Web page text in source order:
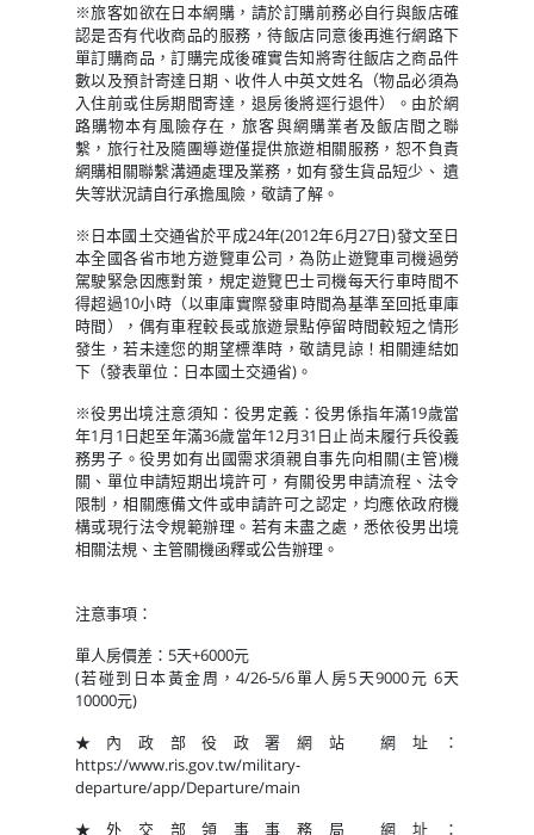
※旅客如欲在日本網購，請於訂購前務必自行與飯店確
認是否有代收商品的服務，待飯店同意後再進行網路下
單訂購商品，訂購完成後確實告知將寄往飯店之商品件
數以及預計寄達日期、收件人中英文姓名（物品必須為
入住前或住房期間寄達，退房後將逕行退件）。由於網
路購物本有風險存在，旅客與網購業者及飯店間之聯
繫，旅行社及隨團導遊僅提供旅遊相關服務，恕不負責
網購相關聯繫溝通處理及業務，如有發生貨品短少、 遺
失等狀況請自行承擔風險，敬請了解。
※日本國土交通省於平成24年(2012年6月27日)發文至日
本全國各省市地方遊覽車公司，為防止遊覽車司機過勞
駕駛緊急因應對策，規定遊覽巴士司機每天行車時間不
得超過10小時（以車庫實際發車時間為基準至回抵車庫
時間），偶有車程較長或旅遊景點停留時間較短之情形
發生，若未達您的期望標準時，敬請見諒！相關連結如
下（發表單位：日本國土交通省)。
※役男出境注意須知：役男定義：役男係指年滿19歲當
年1月1日起至年滿36歲當年12月31日止尚未履行兵役義
務男子。役男如有出國需求須親自事先向相關(主管)機
關、單位申請短期出境許可，有關役男申請流程、法令
限制，相關應備文件或申請許可之認定，均應依政府機
構或現行法令規範辦理。若有未盡之處，悉依役男出境
相關法規、主管關機函釋或公告辦理。
注意事項：
單人房價差：5天+6000元
(若碰到日本黃金周，4/26-5/6單人房5天9000元 6天
10000元)
★內政部役政署網站 網址：
https://www.ris.gov.tw/military-
departure/app/Departure/main
★外交部領事事務局 網址：